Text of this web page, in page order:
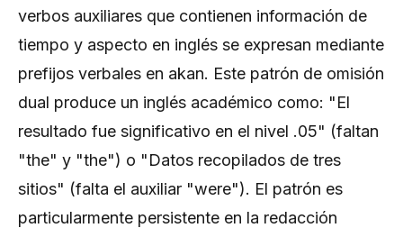
verbos auxiliares que contienen información de
tiempo y aspecto en inglés se expresan mediante
prefijos verbales en akan. Este patrón de omisión
dual produce un inglés académico como: "El
resultado fue significativo en el nivel .05" (faltan
"the" y "the") o "Datos recopilados de tres
sitios" (falta el auxiliar "were"). El patrón es
particularmente persistente en la redacción